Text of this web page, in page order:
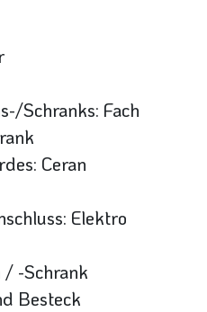
Schranks: Fach
Ceran
Elektro
/ -Schrank
Besteck